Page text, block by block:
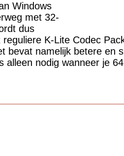
Windows
met 32-
dus
K-Lite Codec
bevat namelijk betere en
alleen nodig wanneer je